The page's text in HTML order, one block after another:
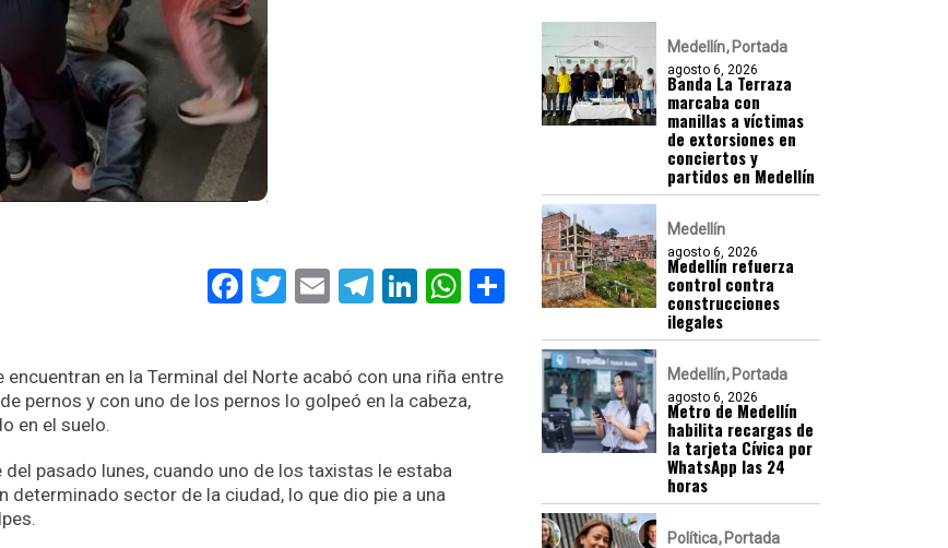
Facebook
Twitter
EmailTelegram
LinkedIn
WhatsApp
Compartir
en la Terminal del Norte acabó con una riña entre
pernos y con uno de los pernos lo golpeó en la cabeza,
en el suelo.
pasado lunes, cuando uno de los taxistas le estaba
sector de la ciudad, lo que dio pie a una
Medellín Portada
agosto 6, 2026
Banda La Terraza
marcaba con
manillas a víctimas
de extorsiones en
conciertos y
partidos en Medellín
Medellín
agosto 6, 2026
Medellín refuerza
control contra
construcciones
ilegales
Medellín Portada
agosto 6, 2026
Metro de Medellín
habilita recargas de
la tarjeta Cívica por
WhatsApp las 24
horas
Política Portada